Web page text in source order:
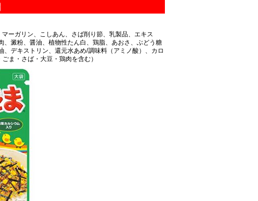
ーガリン、こしあん、さば削り節、乳製品、エキス
、澱粉、醤油、植物性たん白、鶏脂、あおさ、ぶどう糖
デキストリン、還元水あめ/調味料（アミノ酸）、カロ
ま・さば・大豆・鶏肉を含む）